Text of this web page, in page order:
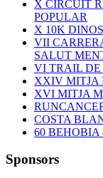
X CIRCUIT
POPULAR
X 10K
VII
SALUT
VI TRAIL DE
XXIV MITJA
XVI MITJA
COSTA
60 BEHOBIA
Sponsors